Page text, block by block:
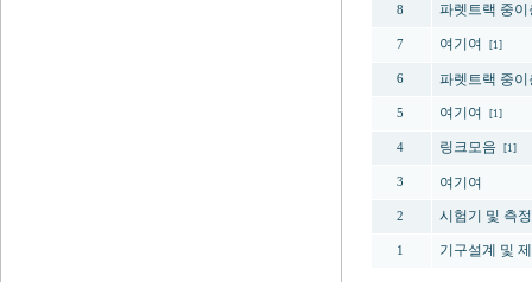
8 파렛트랙 중
7 여기여 [1]
6 파렛트랙 중
5 여기여 [1]
4 링크모음 [1]
3 여기여
2 시험기 및 측
1 기구설계 및